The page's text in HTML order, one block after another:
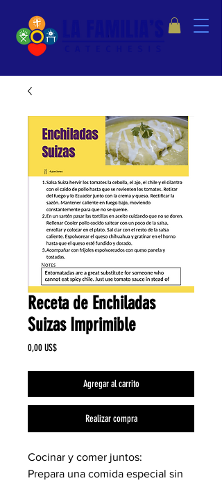
Receta de Enchiladas
Suizas Imprimible
0,00 US$Precio
Agregar al carrito
Realizar compra
Cocinar y comer juntos:
Prepara una comida especial sin